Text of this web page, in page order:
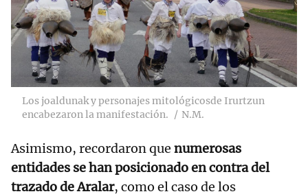
Los joaldunak y personajes mitológicosde Irurtzun
encabezaron la manifestación.
N.M.
Asimismo, recordaron que numerosas
entidades se han posicionado en contra del
trazado de Aralar, como el caso de los